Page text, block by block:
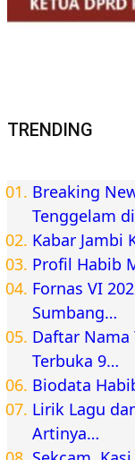
TRENDING
Breaking
Tenggelam
Kabar Jambi
Profil Habib
Fornas VI
Sumbang…
Daftar Nama
Terbuka 9…
Biodata
Lirik Lagu
Artinya…